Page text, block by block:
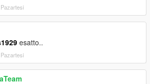
esatto..